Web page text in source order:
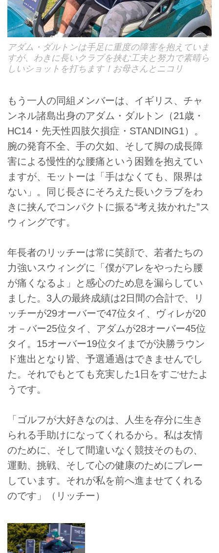
アダム・ダルトンは手足に重度の障害を抱えていま
すが、わきに長いクラブを挟む工夫と努力で素晴ら
しいショットを打ちます！お母さんとニコリ
もう一人の同組メンバーは、イギリス、チャ
ンネル諸島出身のアダム・ダルトン（21歳・
HC14・先天性四肢欠損症・STANDING1）。
腕の発育不全、手の欠如、そして脚の成長障
害による慢性的な腰痛という困難を抱えてい
ますが、モットーは「手はなくても、限界は
ない」。同じ長さにそろえた長いクラブをわ
きに挟んでコンパクトに振る“考え抜かれた”ス
ウィングです。
年長者のリッチーは常に笑顔で、若者たちの
力強いスウィングに「僕がアレをやったら腰
が痛くなるよ」と感心のため息を漏らしてい
ました。3人の最終成績は2日間の合計で、リ
ッチーが29オーバーで47位タイ、ヴィレが20
オ－バー25位タイ、アダムが28オーバー45位
タイ。15オーバー19位タイまでが決勝ラウン
ド進出となり皆、予選通過はできませんでし
た。それでもとても充実した1日をすごせたよ
うです。
「ゴルフが大好きなのは、人生を存分に生き
られる手助けになってくれるから。私は友情
のために、そして間違いなく競技そのもの、
運動、挑戦、そして心の健康のためにプレー
しています。それが私を前へ進ませてくれる
のです」（リッチー）